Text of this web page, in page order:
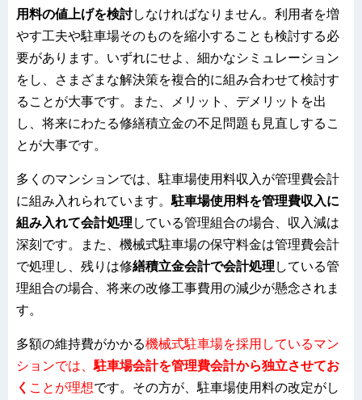
用料の値上げを検討しなければなりません。利用者を増
やす工夫や駐車場そのものを縮小することも検討する必
要があります。いずれにせよ、細かなシミュレーション
をし、さまざまな解決策を複合的に組み合わせて検討す
ることが大事です。また、メリット、デメリットを出
し、将来にわたる修繕積立金の不足問題も見直しするこ
とが大事です。
多くのマンションでは、駐車場使用料収入が管理費会計
に組み入れられています。 駐車場使用料を管理費収入に
組み入れて会計処理 している管理組合の場合、収入減は
深刻です。また、機械式駐車場の保守料金は管理費会計
で処理し、残りは修繕積立金会計で会計処理 している管
理組合の場合、将来の改修工事費用の減少が懸念されま
す。
多額の維持費がかかる機械式駐車場を採用しているマン
ションでは、 駐車場会計を管理費会計から独立させてお
く ことが理想です。その方が、駐車場使用料の改定がし